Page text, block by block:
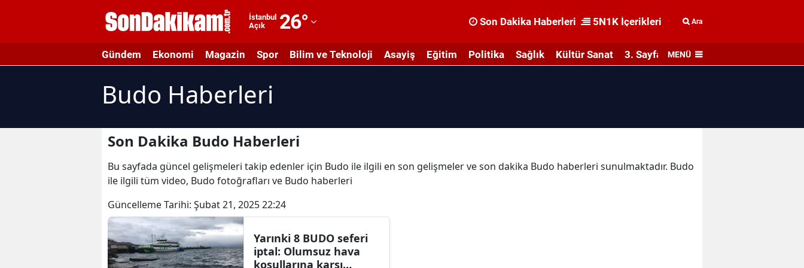
İstanbul
Açık
26°
Adıyaman
Afyonkarahisar
Amasya
Antalya
Artvin
Aydın
Balıkesir
Son Dakika Haberleri 5N1K İçerikleri Ara
Gündem Ekonomi Magazin Spor Bilim ve Teknoloji Asayiş Eğitim Politika Sağlık Kültür Sanat 3. Sayfa MENÜ
Budo Haberleri
Son Dakika Budo Haberleri
Bu sayfada güncel gelişmeleri takip edenler için Budo ile ilgili en son gelişmeler ve son dakika Budo haberleri sunulmaktadır. Budo
ile ilgili tüm video, Budo fotoğrafları ve Budo haberleri
Güncelleme Tarihi: Şubat 21, 2025 22:24
Yarınki 8 BUDO seferi
iptal: Olumsuz hava
koşullarına karşı